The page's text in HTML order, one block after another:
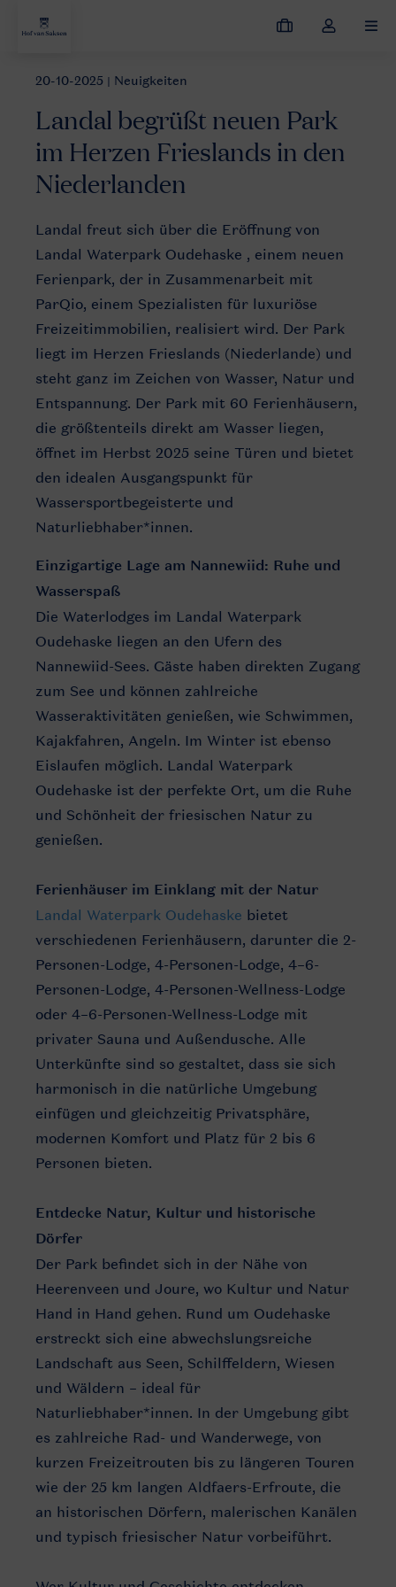
Meine
Dropdown-
öffnen
Landal begrüßt neuen Park im Herzen Frieslands
20-10-2025 | Neuigkeiten
Landal begrüßt neuen Park
im Herzen Frieslands in den
Niederlanden
Landal freut sich über die Eröffnung von
Landal Waterpark Oudehaske , einem neuen
Ferienpark, der in Zusammenarbeit mit
ParQio, einem Spezialisten für luxuriöse
Freizeitimmobilien, realisiert wird. Der Park
liegt im Herzen Frieslands (Niederlande) und
steht ganz im Zeichen von Wasser, Natur und
Entspannung. Der Park mit 60 Ferienhäusern,
die größtenteils direkt am Wasser liegen,
öffnet im Herbst 2025 seine Türen und bietet
den idealen Ausgangspunkt für
Wassersportbegeisterte und
Naturliebhaber*innen.
Einzigartige Lage am Nannewiid: Ruhe und
Wasserspaß
Die Waterlodges im Landal Waterpark
Oudehaske liegen an den Ufern des
Nannewiid-Sees. Gäste haben direkten Zugang
zum See und können zahlreiche
Wasseraktivitäten genießen, wie Schwimmen,
Kajakfahren, Angeln. Im Winter ist ebenso
Eislaufen möglich. Landal Waterpark
Oudehaske ist der perfekte Ort, um die Ruhe
und Schönheit der friesischen Natur zu
genießen.
Ferienhäuser im Einklang mit der Natur
Landal Waterpark Oudehaske bietet
verschiedenen Ferienhäusern, darunter die 2-
Personen-Lodge, 4-Personen-Lodge, 4–6-
Personen-Lodge, 4-Personen-Wellness-Lodge
oder 4–6-Personen-Wellness-Lodge mit
privater Sauna und Außendusche. Alle
Unterkünfte sind so gestaltet, dass sie sich
harmonisch in die natürliche Umgebung
einfügen und gleichzeitig Privatsphäre,
modernen Komfort und Platz für 2 bis 6
Personen bieten.
Entdecke Natur, Kultur und historische
Dörfer
Der Park befindet sich in der Nähe von
Heerenveen und Joure, wo Kultur und Natur
Hand in Hand gehen. Rund um Oudehaske
erstreckt sich eine abwechslungsreiche
Landschaft aus Seen, Schilffeldern, Wiesen
und Wäldern – ideal für
Naturliebhaber*innen. In der Umgebung gibt
es zahlreiche Rad- und Wanderwege, von
kurzen Freizeitrouten bis zu längeren Touren
wie der 25 km langen Aldfaers-Erfroute, die
an historischen Dörfern, malerischen Kanälen
und typisch friesischer Natur vorbeiführt.